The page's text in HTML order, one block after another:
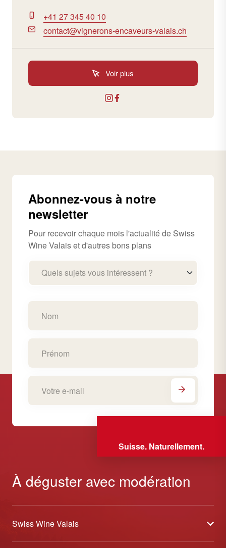
+41 27 345 40 10
contact@vignerons-encaveurs-valais.ch
Voir plus
Abonnez-vous à notre
newsletter
Pour recevoir chaque mois l'actualité de Swiss
Wine Valais et d'autres bons plans
Quels sujets vous intéressent ?
Suisse. Naturellement.
À déguster avec modération
Swiss Wine Valais
À propos